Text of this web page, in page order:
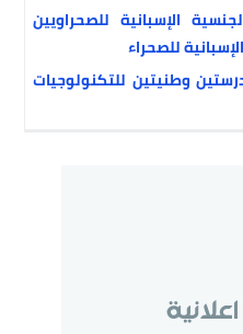
الإسبانية للصحراويين
للصحراء
وطنيتين للتكنولوجيات